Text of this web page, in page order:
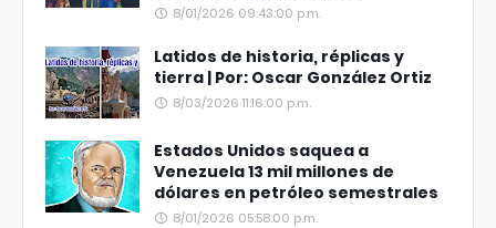
8/01/2026 09:43:00 p.m.
Latidos de historia, réplicas y
tierra | Por: Oscar González Ortiz
8/03/2026 11:16:00 p.m.
Estados Unidos saquea a
Venezuela 13 mil millones de
dólares en petróleo semestrales
8/01/2026 05:58:00 p.m.